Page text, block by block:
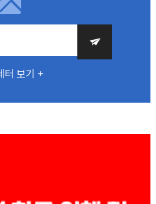
터 보기 +